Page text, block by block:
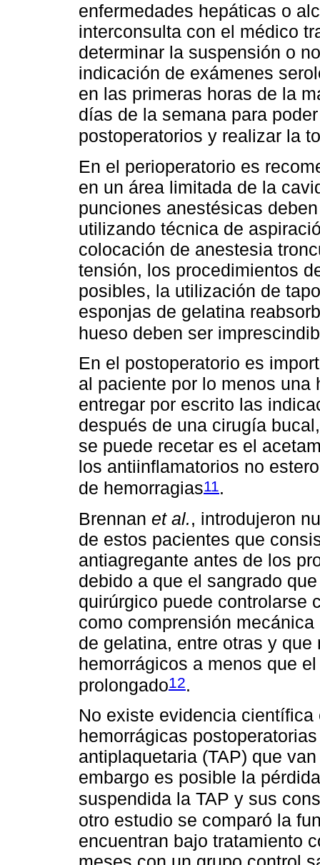
enfermedades hepáticas o
interconsulta con el médico
determinar la suspensión o
indicación de exámenes
en las primeras horas de la
días de la semana para
postoperatorios y realizar la
En el perioperatorio es
en un área limitada de la
punciones anestésicas
utilizando técnica de
colocación de anestesia
tensión, los procedimientos
posibles, la utilización de
esponjas de gelatina
hueso deben ser
En el postoperatorio es
al paciente por lo menos una
entregar por escrito las
después de una cirugía
se puede recetar es el
los antiinflamatorios no
de hemorragias11 .
Brennan et al., introdujeron
de estos pacientes que
antiagregante antes de los
debido a que el sangrado
quirúrgico puede controlarse
como comprensión
de gelatina, entre otras y
hemorrágicos a menos que
prolongado12.
No existe evidencia
hemorrágicas
antiplaquetaria (TAP) que
embargo es posible la
suspendida la TAP y sus
otro estudio se comparó la
encuentran bajo tratamiento